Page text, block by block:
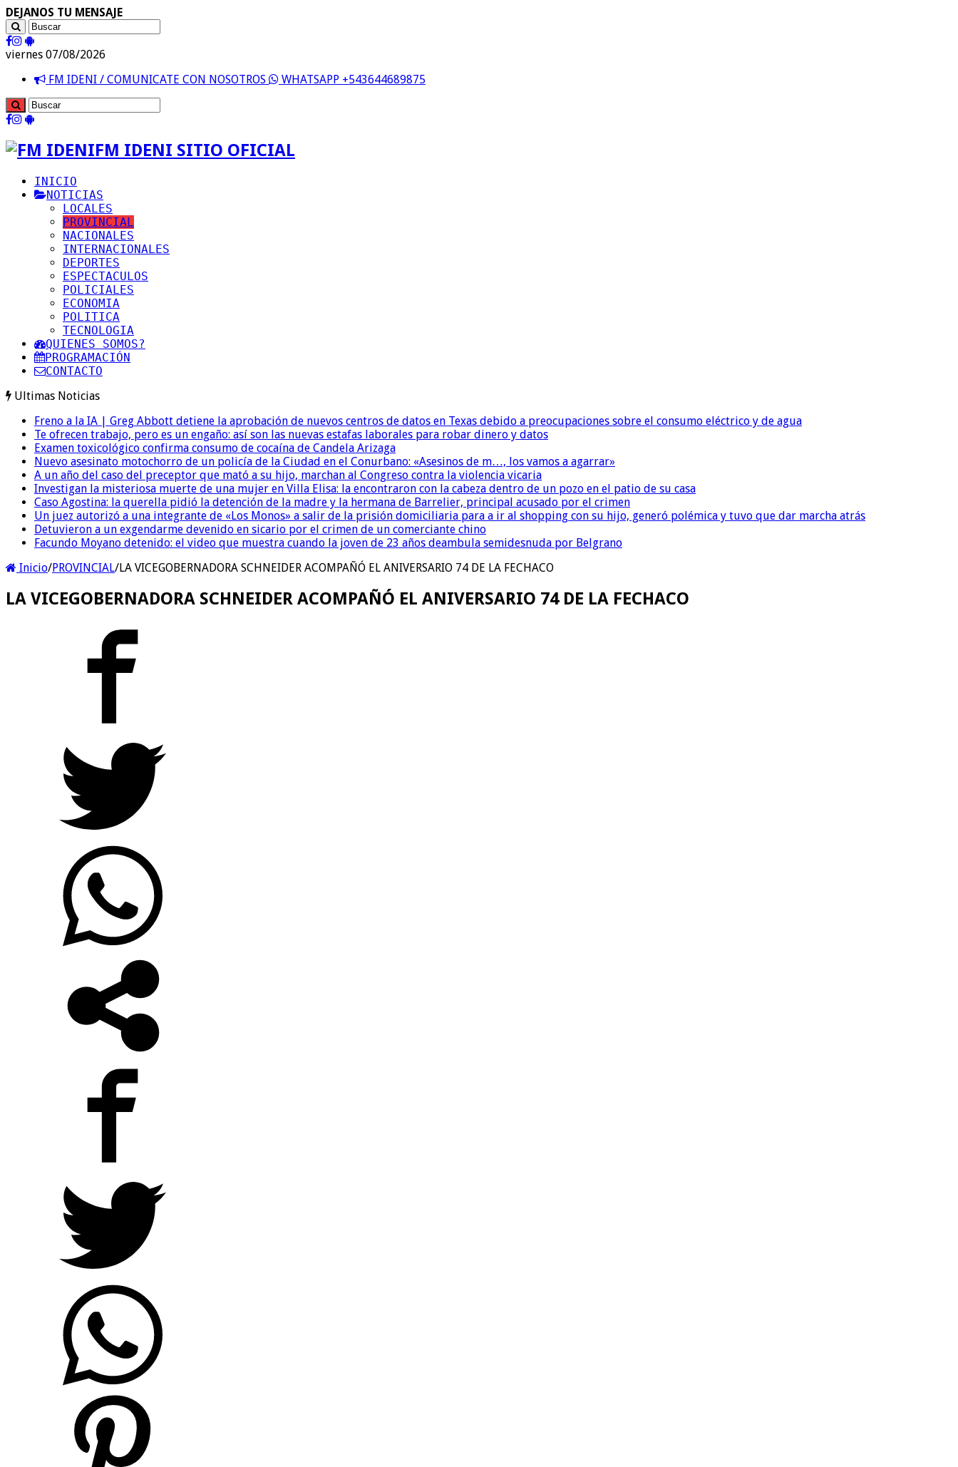
DEJANOS TU MENSAJE
viernes 07/08/2026
FM IDENI / COMUNICATE CON NOSOTROS
WHATSAPP +543644689875
FM IDENI SITIO OFICIAL
INICIO
NOTICIAS
LOCALES
PROVINCIAL
NACIONALES
INTERNACIONALES
DEPORTES
ESPECTACULOS
POLICIALES
ECONOMIA
POLITICA
TECNOLOGIA
QUIENES SOMOS?
PROGRAMACIÓN
CONTACTO
Ultimas Noticias
Freno a la IA | Greg Abbott detiene la aprobación de nuevos centros de datos en Texas debido a preocupaciones sobre el consumo eléctrico y de agua
Te ofrecen trabajo, pero es un engaño: así son las nuevas estafas laborales para robar dinero y datos
Examen toxicológico confirma consumo de cocaína de Candela Arizaga
Nuevo asesinato motochorro de un policía de la Ciudad en el Conurbano: «Asesinos de m…, los vamos a agarrar»
A un año del caso del preceptor que mató a su hijo, marchan al Congreso contra la violencia vicaria
Investigan la misteriosa muerte de una mujer en Villa Elisa: la encontraron con la cabeza dentro de un pozo en el patio de su casa
Caso Agostina: la querella pidió la detención de la madre y la hermana de Barrelier, principal acusado por el crimen
Un juez autorizó a una integrante de «Los Monos» a salir de la prisión domiciliaria para a ir al shopping con su hijo, generó polémica y tuvo que dar marcha atrás
Detuvieron a un exgendarme devenido en sicario por el crimen de un comerciante chino
Facundo Moyano detenido: el video que muestra cuando la joven de 23 años deambula semidesnuda por Belgrano
Inicio/PROVINCIAL/LA VICEGOBERNADORA SCHNEIDER ACOMPAÑÓ EL ANIVERSARIO 74 DE LA FECHACO
LA VICEGOBERNADORA SCHNEIDER ACOMPAÑÓ EL ANIVERSARIO 74 DE LA FECHACO